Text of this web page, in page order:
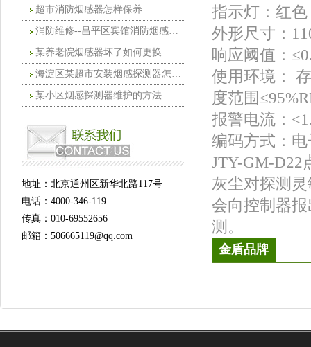
超市消防烟感器怎样保养
消防维修--昌平区宾馆消防烟感探测器怎
某养老院烟感器坏了如何更换
海淀区某超市安装烟感探测器怎么清洗
某小区烟感探测器维护的方法
地址：北京通州区新华北路117号
电话：4000-346-119
传真：010-69552656
邮箱：506665119@qq.com
指示灯：红
外形尺寸：
响应阈值：
使用环境：
度范围
报警电流：
编码方式：
JTY-GM-D22
灰尘对探测
会向控制器
测。
金盾品牌